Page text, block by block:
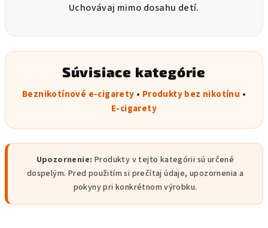
Uchovávaj mimo dosahu detí.
Súvisiace kategórie
Beznikotínové e-cigarety • Produkty bez nikotínu •
E-cigarety
Upozornenie: Produkty v tejto kategórii sú určené
dospelým. Pred použitím si prečítaj údaje, upozornenia a
pokyny pri konkrétnom výrobku.